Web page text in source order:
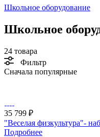
Школьное оборудование
Школьное
24 товара
Фильтр
Сначала популярные
35 799 ₽
"Веселая физкультура"-
Подробнее